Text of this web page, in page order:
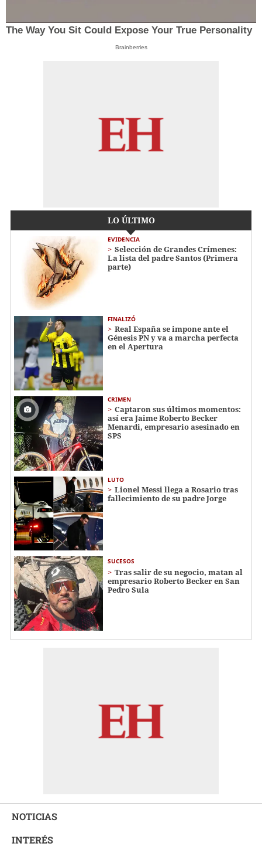
The Way You Sit Could Expose Your True Personality
Brainberries
LO ÚLTIMO
EVIDENCIA
Selección de Grandes Crímenes:
La lista del padre Santos (Primera
parte)
FINALIZÓ
Real España se impone ante el
Génesis PN y va a marcha perfecta
en el Apertura
CRIMEN
Captaron sus últimos momentos:
así era Jaime Roberto Becker
Menardi​​​, empresario asesinado en
SPS
LUTO
Lionel Messi llega a Rosario tras
fallecimiento de su padre Jorge
SUCESOS
Tras salir de su negocio, matan al
empresario Roberto Becker en San
Pedro Sula
NOTICIAS
INTERÉS